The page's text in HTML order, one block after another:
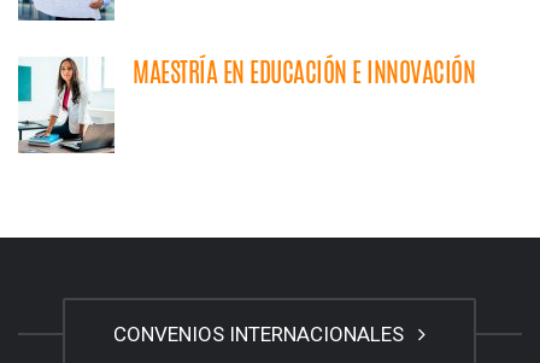
MAESTRÍA EN EDUCACIÓN E INNOVACIÓN
CONVENIOS INTERNACIONALES